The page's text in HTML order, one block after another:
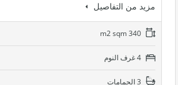
مزيد من التفاصيل